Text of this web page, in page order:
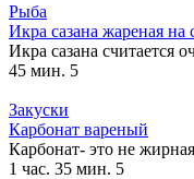
Рыба
Икра сазана жареная на
Икра сазана считается
45 мин. 5
Закуски
Карбонат вареный
Карбонат- это не
1 час. 35 мин. 5